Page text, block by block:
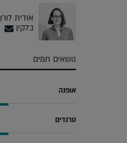
אודית לורן
בלקין
נושאים חמים
אופנה
טרנדים